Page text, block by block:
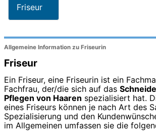
Friseur
Allgemeine Information zu Friseurin
Friseur
Ein Friseur, eine Friseurin ist ein
Fachfrau, der/die sich auf das
Pflegen von Haaren spezialisiert hat.
eines Friseurs können je nach Art des
Spezialisierung und den
im Allgemeinen umfassen sie die